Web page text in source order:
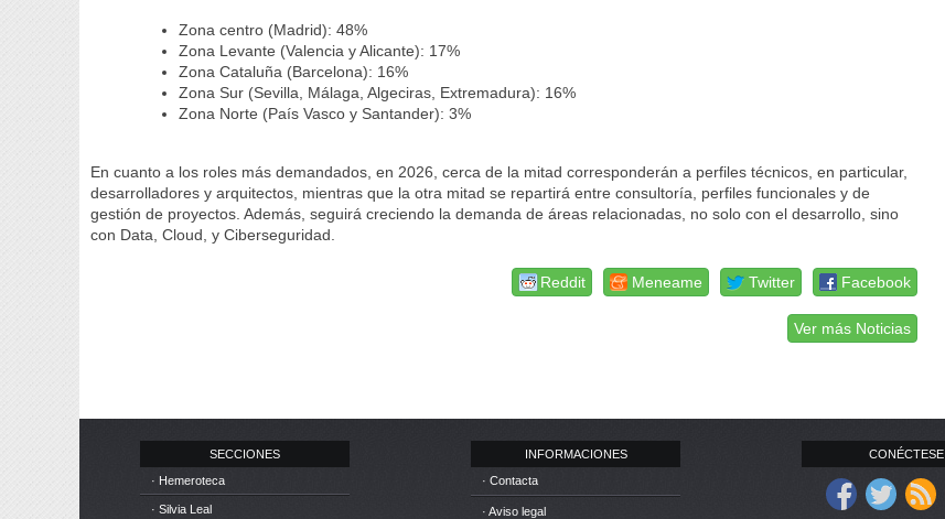
Zona centro (Madrid): 48%
Zona Levante (Valencia y Alicante): 17%
Zona Cataluña (Barcelona): 16%
Zona Sur (Sevilla, Málaga, Algeciras, Extremadura): 16%
Zona Norte (País Vasco y Santander): 3%
En cuanto a los roles más demandados, en 2026, cerca de la mitad corresponderán a perfiles técnicos, en particular,
desarrolladores y arquitectos, mientras que la otra mitad se repartirá entre consultoría, perfiles funcionales y de
gestión de proyectos. Además, seguirá creciendo la demanda de áreas relacionadas, no solo con el desarrollo, sino
con Data, Cloud, y Ciberseguridad.
Facebook
Twitter
Meneame
Reddit
Ver más Noticias
SECCIONES
· Hemeroteca
· Silvia Leal
INFORMACIONES
· Contacta
· Aviso legal
CONÉCTESE